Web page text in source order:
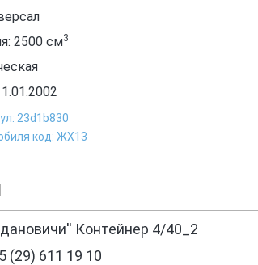
2500 см3
23d1b830
код: ЖХ13
Контейнер 4/40_2
(29) 611 19 10